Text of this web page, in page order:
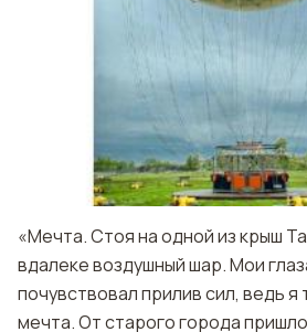
«Мечта. Стоя на одной из крыш
вдалеке воздушный шар. Мои
почувствовал прилив сил, ведь я
мечта. От старого города